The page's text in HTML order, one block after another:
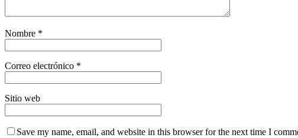
Nombre *
Correo electrónico *
Sitio web
Save my name, email, and website in this browser for the next time I